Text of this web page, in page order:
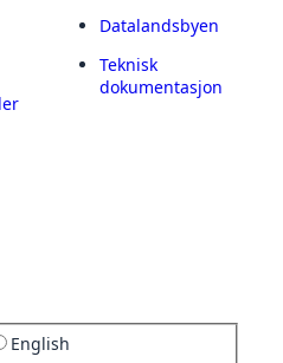
Datalandsbyen
Teknisk
dokumentasjon
English